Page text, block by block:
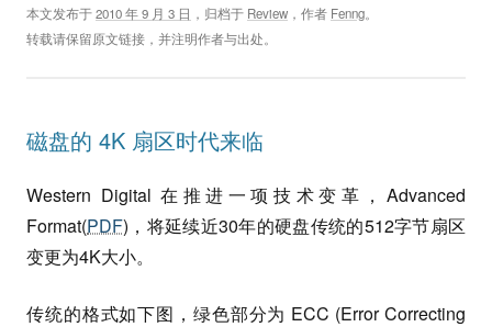
本文发布于2010 年 9 月 3 日 ，归档于 Review ，作者 Fenng。
转载请保留原文链接，并注明作者与出处。
磁盘的 4K 扇区时代来临
Western Digital 在推进一项技术变革，Advanced
Format(PDF)，将延续近30年的硬盘传统的512字节扇区
变更为4K大小。
传统的格式如下图，绿色部分为 ECC (Error Correcting